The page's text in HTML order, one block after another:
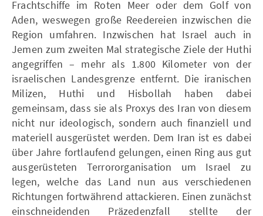
Frachtschiffe im Roten Meer oder dem Golf von
Aden, weswegen große Reedereien inzwischen die
Region umfahren. Inzwischen hat Israel auch in
Jemen zum zweiten Mal strategische Ziele der Huthi
angegriffen – mehr als 1.800 Kilometer von der
israelischen Landesgrenze entfernt. Die iranischen
Milizen, Huthi und Hisbollah haben dabei
gemeinsam, dass sie als Proxys des Iran von diesem
nicht nur ideologisch, sondern auch finanziell und
materiell ausgerüstet werden. Dem Iran ist es dabei
über Jahre fortlaufend gelungen, einen Ring aus gut
ausgerüsteten Terrororganisation um Israel zu
legen, welche das Land nun aus verschiedenen
Richtungen fortwährend attackieren. Einen zunächst
einschneidenden Präzedenzfall stellte der